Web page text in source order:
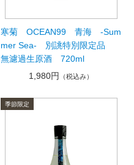
寒菊 OCEAN99 青海 -Sum
mer Sea- 別誂特別限定品
無濾過生原酒 720ml
1,980円
（税込み）